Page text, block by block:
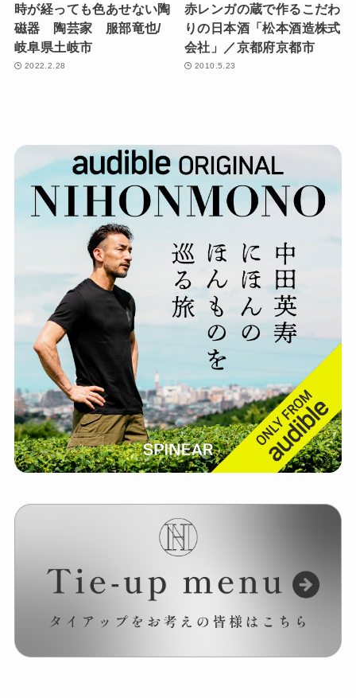
時が経っても色あせない陶
磁器 陶芸家 服部竜也/
岐阜県土岐市
2022.2.28
赤レンガの蔵で作るこだわ
りの日本酒「松本酒造株式
会社」／京都府京都市
2010.5.23